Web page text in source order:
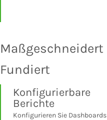
Maßgeschneidert
Fundiert
Konfigurierbare
Berichte
Konfigurieren Sie Dashboards